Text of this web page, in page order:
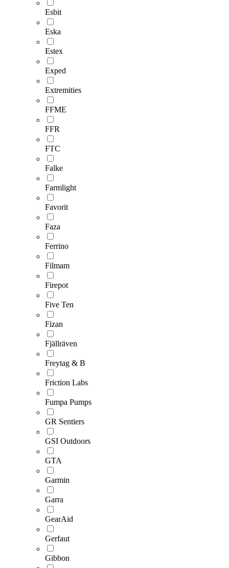
Esbit
Eska
Estex
Exped
Extremities
FFME
FFR
FTC
Falke
Farmlight
Favorit
Faza
Ferrino
Filmam
Firepot
Five Ten
Fizan
Fjällräven
Freytag & B
Friction Labs
Fumpa Pumps
GR Sentiers
GSI Outdoors
GTA
Garmin
Garra
GearAid
Gerfaut
Gibbon